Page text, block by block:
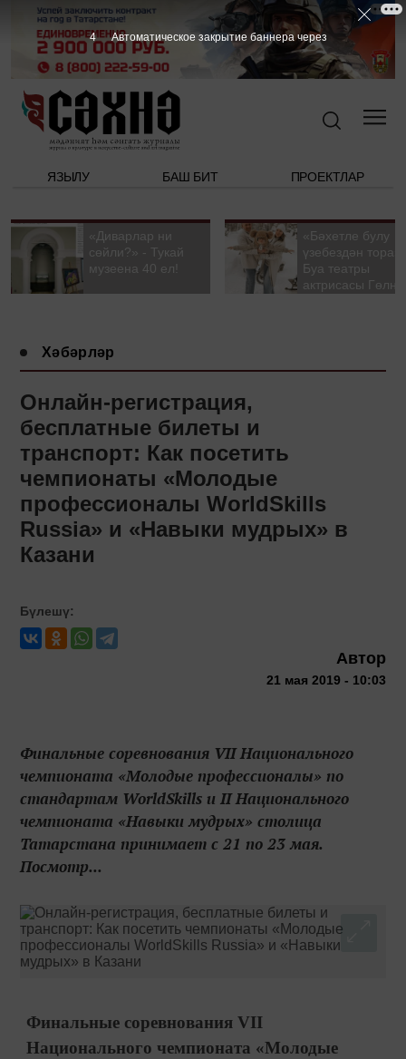
ЯЗЫЛУ БАШ БИТ ПРОЕКТЛАР
«Диварлар ни
сөйли?» - Тукай
музеена 40 ел!
«Бәхетле булу
үзебездән тора».
Буа театры
актрисасы
Хәбәрләр
Онлайн-регистрация,
бесплатные билеты и
транспорт: Как посетить
чемпионаты «Молодые
профессионалы WorldSkills
Russia» и «Навыки мудрых» в
Казани
Бүлешү:
Автор
21 мая 2019 - 10:03
Финальные соревнования VII Национального
чемпионата «Молодые профессионалы» по
стандартам WorldSkills и II Национального
чемпионата «Навыки мудрых» столица
Татарстана принимает с 21 по 23 мая.
Посмотр...
Финальные соревнования VII
Национального чемпионата «Молодые
3 Автоматическое закрытие баннера через